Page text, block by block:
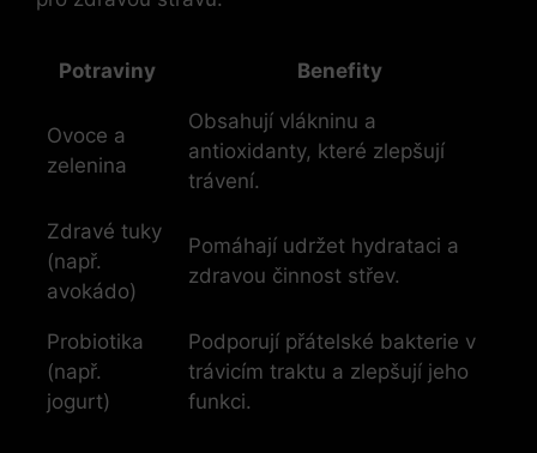
Potraviny Benefity
Ovoce a
zelenina
Obsahují vlákninu a
antioxidanty, které zlepšují
trávení.
Zdravé tuky
(např.
avokádo)
Pomáhají udržet hydrataci a
zdravou činnost střev.
Probiotika
(např.
jogurt)
Podporují přátelské bakterie v
trávicím traktu a zlepšují jeho
funkci.